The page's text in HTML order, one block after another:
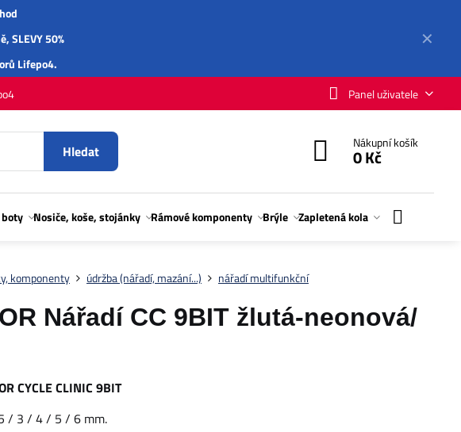
✕
SLEVY 50%
Lifepo4.
Panel uživatele
Hledat Nákupní košík
0 Kč
Nosiče, koše, stojánky Rámové komponenty Brýle Zapletená kola
komponenty údržba (nářadí, mazání...) nářadí multifunkční
Nářadí CC 9BIT žlutá-neonová/
CYCLE CLINIC 9BIT
/ 3 / 4 / 5 / 6 mm.